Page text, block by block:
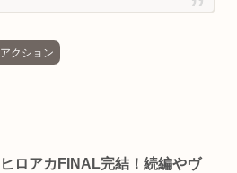
アクション
ヒロアカFINAL完結！続編やヴ